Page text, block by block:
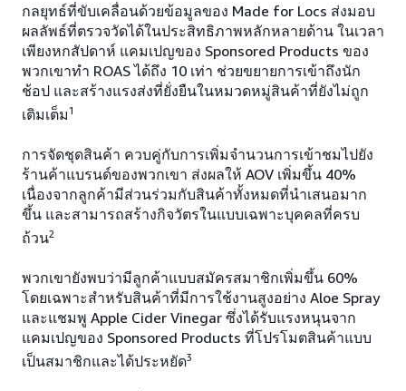
กลยุทธ์ที่ขับเคลื่อนด้วยข้อมูลของ Made for Locs ส่งมอบ
ผลลัพธ์ที่ตรวจวัดได้ในประสิทธิภาพหลักหลายด้าน ในเวลา
เพียงหกสัปดาห์ แคมเปญของ Sponsored Products ของ
พวกเขาทำ ROAS ได้ถึง 10 เท่า ช่วยขยายการเข้าถึงนัก
ช้อป และสร้างแรงส่งที่ยั่งยืนในหมวดหมู่สินค้าที่ยังไม่ถูก
เติมเต็ม1
การจัดชุดสินค้า ควบคู่กับการเพิ่มจำนวนการเข้าชมไปยัง
ร้านค้าแบรนด์ของพวกเขา ส่งผลให้ AOV เพิ่มขึ้น 40%
เนื่องจากลูกค้ามีส่วนร่วมกับสินค้าทั้งหมดที่นำเสนอมาก
ขึ้น และสามารถสร้างกิจวัตรในแบบเฉพาะบุคคลที่ครบ
ถ้วน2
พวกเขายังพบว่ามีลูกค้าแบบสมัครสมาชิกเพิ่มขึ้น 60%
โดยเฉพาะสำหรับสินค้าที่มีการใช้งานสูงอย่าง Aloe Spray
และแชมพู Apple Cider Vinegar ซึ่งได้รับแรงหนุนจาก
แคมเปญของ Sponsored Products ที่โปรโมตสินค้าแบบ
เป็นสมาชิกและได้ประหยัด3